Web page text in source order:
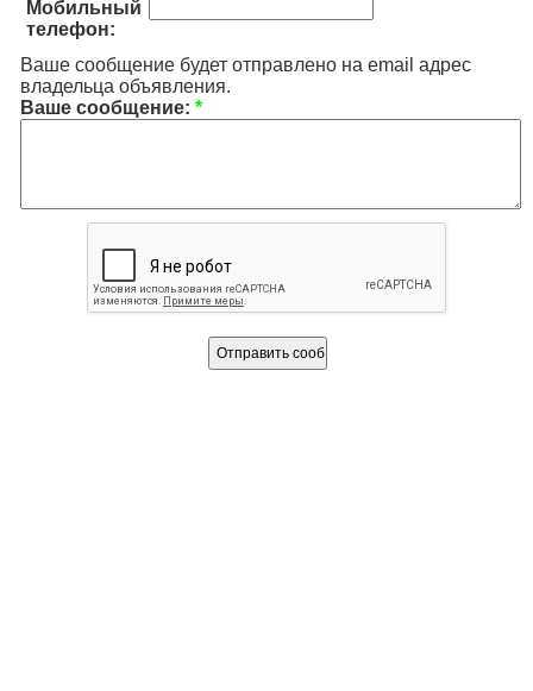
Мобильный
телефон:
Ваше сообщение будет отправлено на email адрес
владельца объявления.
Ваше сообщение: *